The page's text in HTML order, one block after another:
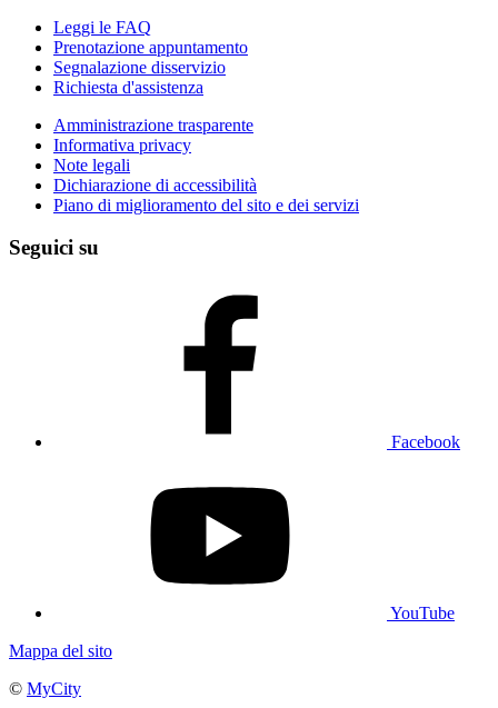
Leggi le FAQ
Prenotazione appuntamento
Segnalazione disservizio
Richiesta d'assistenza
Amministrazione trasparente
Informativa privacy
Note legali
Dichiarazione di accessibilità
Piano di miglioramento del sito e dei servizi
Seguici su
Facebook
YouTube
Mappa del sito
© MyCity